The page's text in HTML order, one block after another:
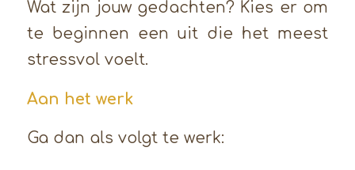
Wat zijn jouw gedachten? Kies er om
te beginnen een uit die het meest
stressvol voelt.
Aan het werk
Ga dan als volgt te werk: